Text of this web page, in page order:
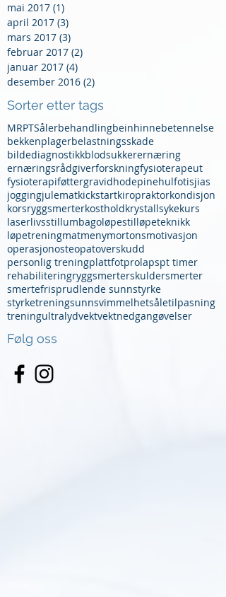
mai 2017 (1)
april 2017 (3)
mars 2017 (3)
februar 2017 (2)
januar 2017 (4)
desember 2016 (2)
Sorter etter tags
MRPTSålerbehandlingbeinhinnebetennelse
bekkenplagerbelastningsskade
bildediagnostikkblodsukkerernæring
ernæringsrådgiverforskningfysioterapeut
fysioterapiføttergravidhodepinehulfotisjias
joggingjulematkickstartkiropraktorkondisjon
korsryggsmerterkostholdkrystallsykekurs
laserlivsstillumbagoløpestilløpeteknikk
løpetreningmatmenymortonsmotivasjon
operasjonosteopatoverskudd
personlig treningplattfotprolapspt timer
rehabiliteringryggsmerterskuldersmerter
smertefrisprudlende sunnstyrke
styrketreningsunnsvimmelhetsåletilpasning
treningultralydvektvektnedgangøvelser
Følg oss